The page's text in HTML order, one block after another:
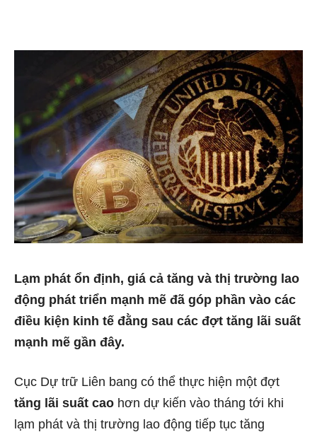
Lạm phát ổn định, giá cả tăng và thị trường lao
động phát triển mạnh mẽ đã góp phần vào các
điều kiện kinh tế đằng sau các đợt tăng lãi suất
mạnh mẽ gần đây.
Cục Dự trữ Liên bang có thể thực hiện một đợt
tăng lãi suất cao hơn dự kiến ​​vào tháng tới khi
lạm phát và thị trường lao động tiếp tục tăng